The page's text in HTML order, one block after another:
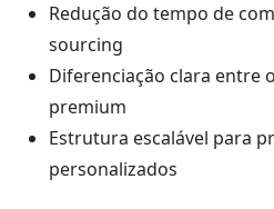
Redução do tempo de
sourcing
Diferenciação clara entre
premium
Estrutura escalável para
personalizados